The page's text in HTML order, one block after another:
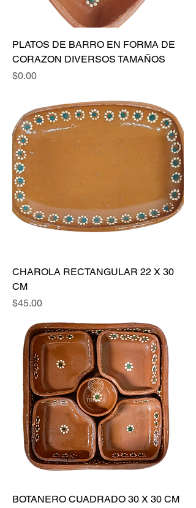
PLATOS DE BARRO EN FORMA DE
CORAZON DIVERSOS TAMAÑOS
Precio
$0.00
CHAROLA RECTANGULAR 22 X 30
CM
Precio
$45.00
BOTANERO CUADRADO 30 X 30 CM